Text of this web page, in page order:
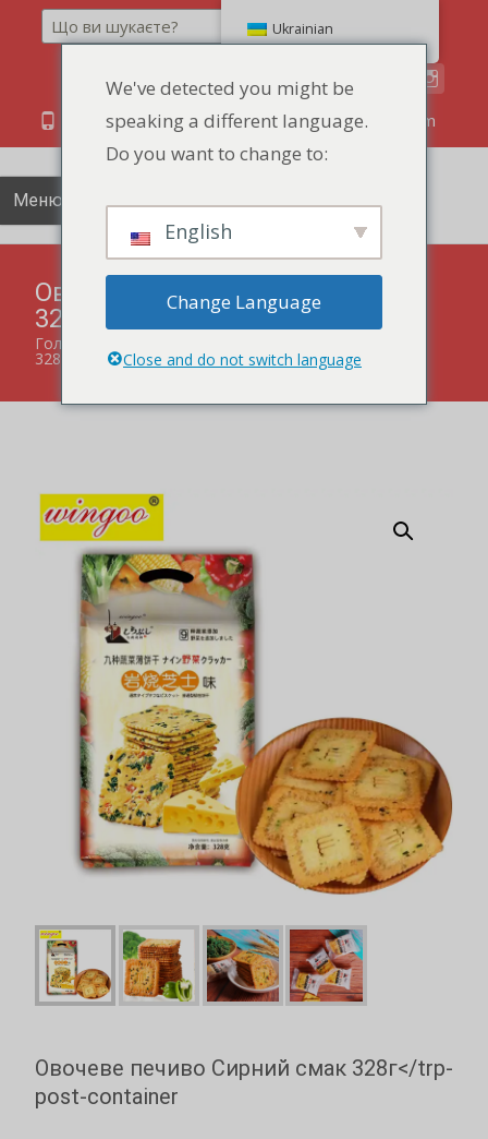
Пошук
86 134 170 266 43 YettaDon@outlook.com
Меню
Овочевий бісквіт Сирний смак
328г
Головна
328г
Овочеве печиво Сирний смак 328г</trp-
post-container
Ukrainian
We've detected you might be
speaking a different language.
Do you want to change to:
English
Change Language
Close and do not switch language